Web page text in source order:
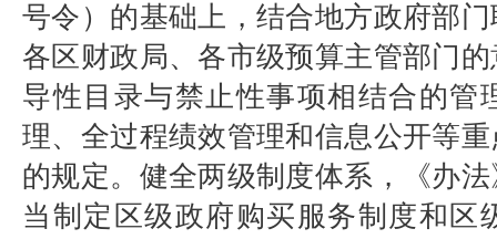
号令 ） 的基础上 ，结合地方政府部
各区财政局、 各市级预算主管部门
导性目录与禁止性事项相结合的管
理、全过程绩效管理和信息公开等
的规定。 健全两级制度体系，《办
当制定区级政府购买服务制度和区